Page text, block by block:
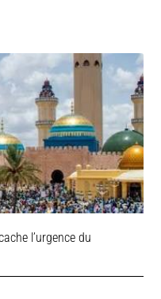
l’urgence du